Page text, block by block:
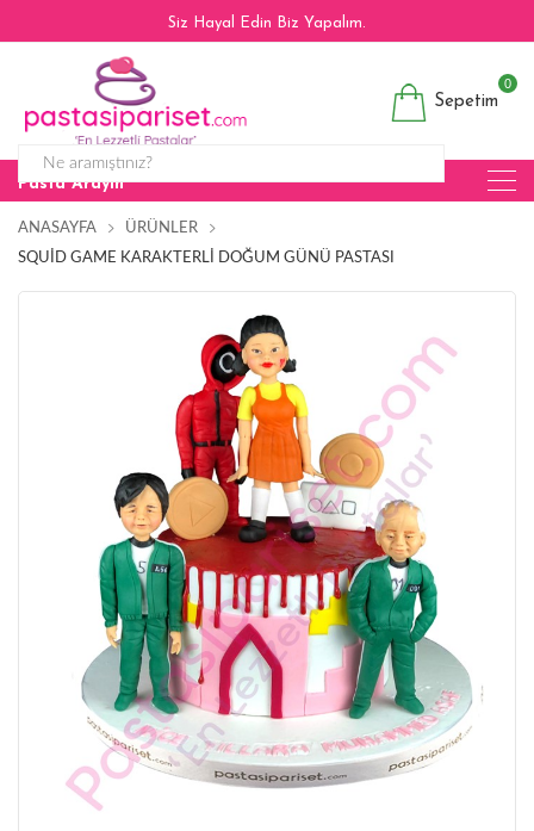
Siz Hayal Edin Biz Yapalım.
Sepetim
0
Pasta Arayın
ANASAYFA
ÜRÜNLER
SQUID GAME KARAKTERLI DOĞUM GÜNÜ PASTASI